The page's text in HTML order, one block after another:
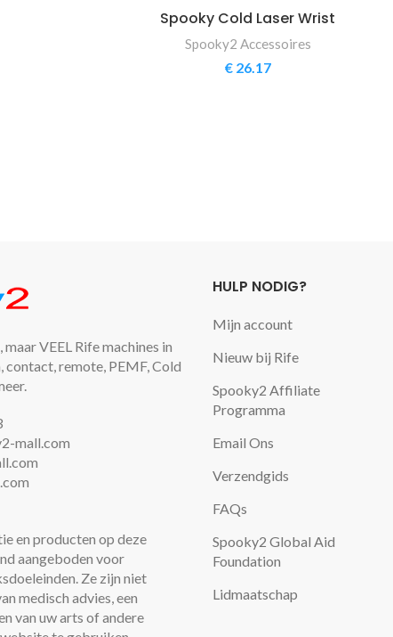
Spooky Cold Laser Wrist
Spooky2 Accessoires
€26.17
VEEL Rife machines in
contact, remote, PEMF, Cold
mall.com
en producten op deze
aangeboden voor
Ze zijn niet
medisch advies, een
van uw arts of andere
HULP NODIG?
Mijn account
Nieuw bij Rife
Spooky2 Affiliate
Programma
Email Ons
Verzendgids
FAQs
Spooky2 Global Aid
Foundation
Lidmaatschap